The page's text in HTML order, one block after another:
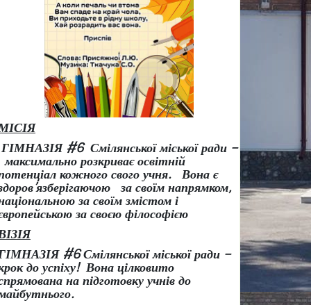
ГІМНАЗІЯ #6 Смілянської міської ради –
розкриває освітній
кожного свого учня.
Вона є
’язберігаючою за своїм напрямком,
за своїм змістом і
за своєю філософією
#6 Смілянської міської ради –
до успіху! Вона цілковито
на підготовку учнів до